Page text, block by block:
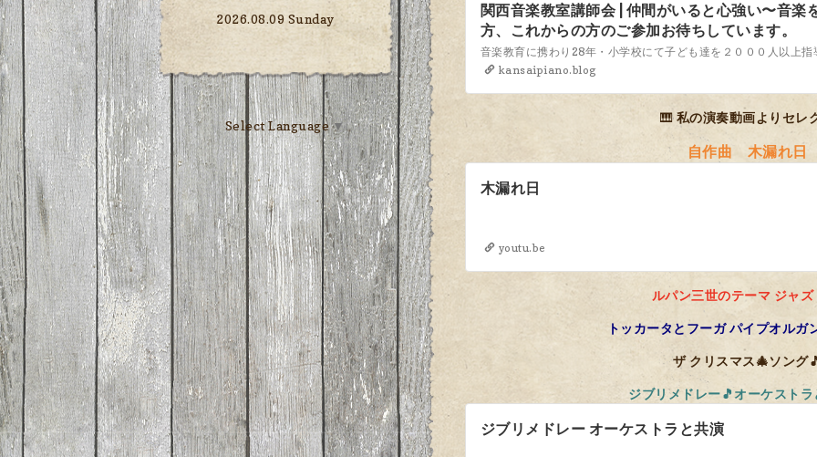
関西音楽教室講師会 | 仲間がいると心強い〜音楽
方、これからの方のご参加お待ちしています。
kansaipiano.blog
🎹私の演奏動画よりセレ
自作曲 木漏れ日
木漏れ日
youtu.be
ルパン三世のテーマ ジャズ
トッカータとフーガ パイプオルガ
ザ クリスマス🎄ソング
ジブリメドレー🎵オーケスト
ジブリメドレー オーケストラと共演
2026.08.09 Sunday
Select Language▼